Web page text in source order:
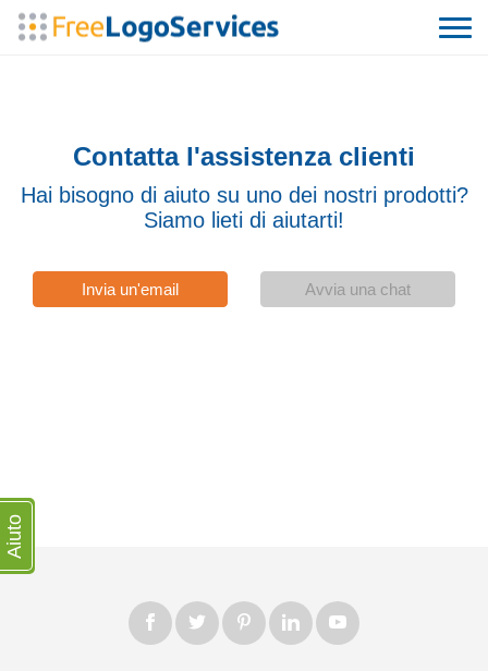
Contatta l'assistenza clienti
Hai bisogno di aiuto su uno dei nostri prodotti?
Siamo lieti di aiutarti!
Invia un'email Avvia una chat
Aiuto